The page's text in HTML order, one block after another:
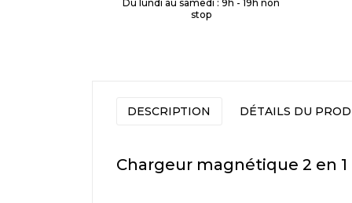
Du lundi au samedi : 9h - 19h non
stop
DESCRIPTION DÉTAILS DU
Chargeur magnétique 2 en 1